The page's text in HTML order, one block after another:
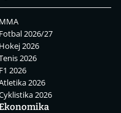
MMA
Fotbal 2026/27
Hokej 2026
2026
F1 2026
2026
2026